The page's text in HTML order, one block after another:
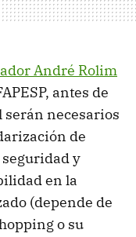
André Rolim
antes de
necesarios
de
y
en la
(depende de
o su